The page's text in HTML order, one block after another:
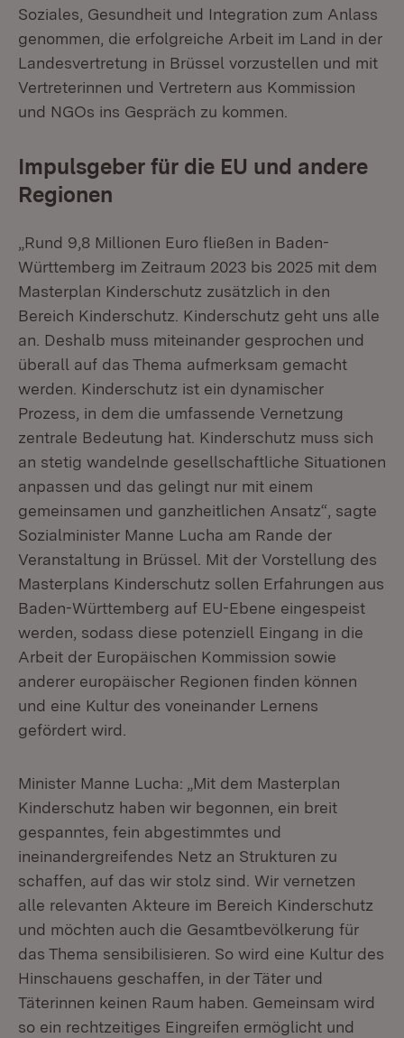
Soziales, Gesundheit und Integration zum Anlass
genommen, die erfolgreiche Arbeit im Land in der
Landesvertretung in Brüssel vorzustellen und mit
Vertreterinnen und Vertretern aus Kommission
und NGOs ins Gespräch zu kommen.
Impulsgeber für die EU und andere
Regionen
„Rund 9,8 Millionen Euro fließen in Baden-
Württemberg im Zeitraum 2023 bis 2025 mit dem
Masterplan Kinderschutz zusätzlich in den
Bereich Kinderschutz. Kinderschutz geht uns alle
an. Deshalb muss miteinander gesprochen und
überall auf das Thema aufmerksam gemacht
werden. Kinderschutz ist ein dynamischer
Prozess, in dem die umfassende Vernetzung
zentrale Bedeutung hat. Kinderschutz muss sich
an stetig wandelnde gesellschaftliche Situationen
anpassen und das gelingt nur mit einem
gemeinsamen und ganzheitlichen Ansatz“, sagte
Sozialminister Manne Lucha am Rande der
Veranstaltung in Brüssel. Mit der Vorstellung des
Masterplans Kinderschutz sollen Erfahrungen aus
Baden-Württemberg auf EU-Ebene eingespeist
werden, sodass diese potenziell Eingang in die
Arbeit der Europäischen Kommission sowie
anderer europäischer Regionen finden können
und eine Kultur des voneinander Lernens
gefördert wird.
Minister Manne Lucha: „Mit dem Masterplan
Kinderschutz haben wir begonnen, ein breit
gespanntes, fein abgestimmtes und
ineinandergreifendes Netz an Strukturen zu
schaffen, auf das wir stolz sind. Wir vernetzen
alle relevanten Akteure im Bereich Kinderschutz
und möchten auch die Gesamtbevölkerung für
das Thema sensibilisieren. So wird eine Kultur des
Hinschauens geschaffen, in der Täter und
Täterinnen keinen Raum haben. Gemeinsam wird
so ein rechtzeitiges Eingreifen ermöglicht und